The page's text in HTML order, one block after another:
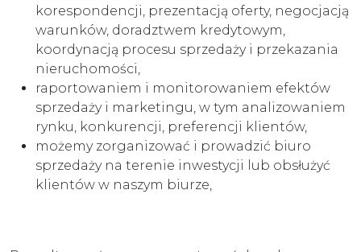
korespondencji, prezentacją oferty, negocjacją
warunków, doradztwem kredytowym,
koordynacją procesu sprzedaży i przekazania
nieruchomości,
raportowaniem i monitorowaniem efektów
sprzedaży i marketingu, w tym analizowaniem
rynku, konkurencji, preferencji klientów,
możemy zorganizować i prowadzić biuro
sprzedaży na terenie inwestycji lub obsłużyć
klientów w naszym biurze,